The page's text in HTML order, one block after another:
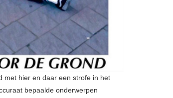
met hier en daar een strofe in het
bepaalde onderwerpen